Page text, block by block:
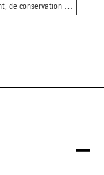
de conservation …